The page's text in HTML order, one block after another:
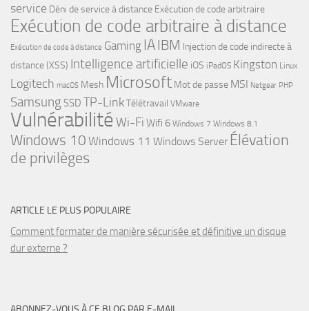
service Déni de service à distance Exécution de code arbitraire
Exécution de code arbitraire à distance
Exécution de code à distance Gaming IAIBM Injection de code indirecte à
distance (XSS) Intelligence artificielle iOS iPadOS Kingston Linux
Logitech macOS Mesh Microsoft Mot de passe MSI Netgear PHP
Samsung SSD TP-LinkTélétravail VMware
VulnérabilitéWi-Fi Wifi 6 Windows 7 Windows 8.1
Windows 10 Windows 11 Windows Server Élévation
de privilèges
ARTICLE LE PLUS POPULAIRE
Comment formater de manière sécurisée et définitive un disque
dur externe ?